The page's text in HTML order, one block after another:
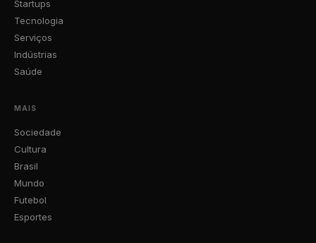
Startups
Tecnologia
Serviços
Indústrias
Saúde
MAIS
Sociedade
Cultura
Brasil
Mundo
Futebol
Esportes